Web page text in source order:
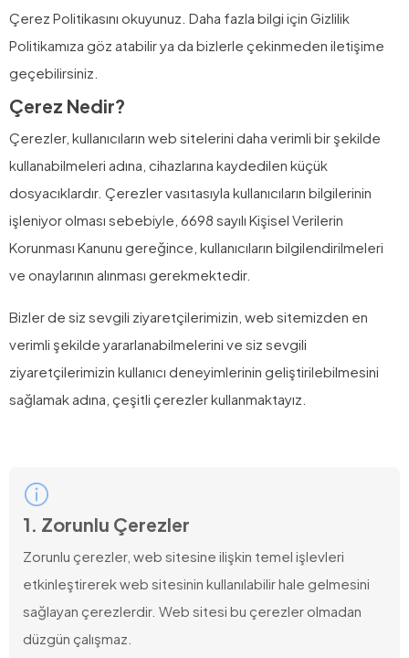
Çerez Politikasını okuyunuz. Daha fazla bilgi için Gizlilik
Politikamıza göz atabilir ya da bizlerle çekinmeden iletişime
geçebilirsiniz.
Çerez Nedir?
Çerezler, kullanıcıların web sitelerini daha verimli bir şekilde
kullanabilmeleri adına, cihazlarına kaydedilen küçük
dosyacıklardır. Çerezler vasıtasıyla kullanıcıların bilgilerinin
işleniyor olması sebebiyle, 6698 sayılı Kişisel Verilerin
Korunması Kanunu gereğince, kullanıcıların bilgilendirilmeleri
ve onaylarının alınması gerekmektedir.
Bizler de siz sevgili ziyaretçilerimizin, web sitemizden en
verimli şekilde yararlanabilmelerini ve siz sevgili
ziyaretçilerimizin kullanıcı deneyimlerinin geliştirilebilmesini
sağlamak adına, çeşitli çerezler kullanmaktayız.
1. Zorunlu Çerezler
Zorunlu çerezler, web sitesine ilişkin temel işlevleri
etkinleştirerek web sitesinin kullanılabilir hale gelmesini
sağlayan çerezlerdir. Web sitesi bu çerezler olmadan
düzgün çalışmaz.